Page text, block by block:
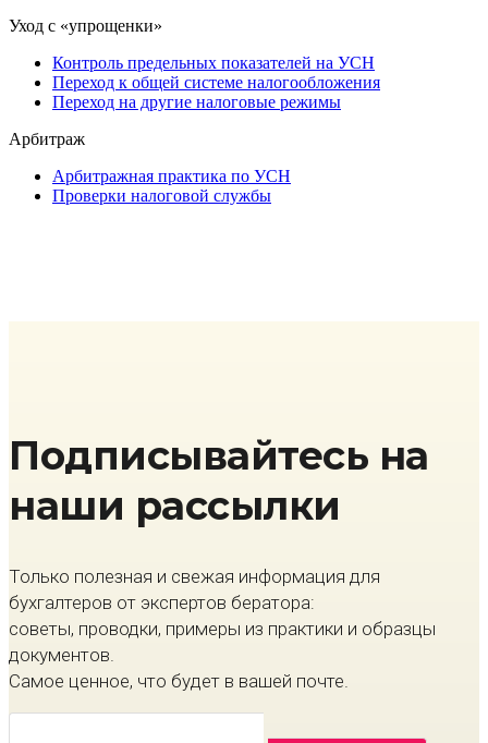
Уход с «упрощенки»
Контроль предельных показателей на УСН
Переход к общей системе налогообложения
Переход на другие налоговые режимы
Арбитраж
Арбитражная практика по УСН
Проверки налоговой службы
Подписывайтесь на
наши рассылки
Только полезная и свежая информация для
бухгалтеров от экспертов бератора:
советы, проводки, примеры из практики и образцы
документов.
Самое ценное, что будет в вашей почте.